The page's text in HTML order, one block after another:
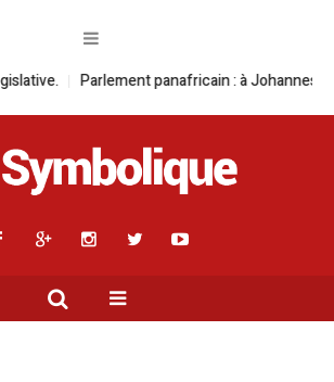
panafricain : à Johannesburg, Aimé Boji